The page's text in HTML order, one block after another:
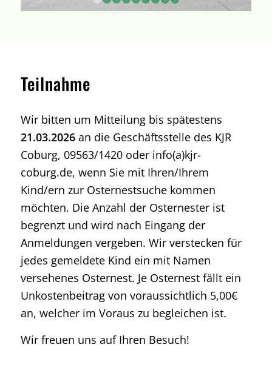
1 2 3 4 5 6 7 8 9
Teilnahme
Wir bitten um Mitteilung bis spätestens
21.03.2026 an die Geschäftsstelle des KJR
Coburg, 09563/1420 oder info(a)kjr-
coburg.de, wenn Sie mit Ihren/Ihrem
Kind/ern zur Osternestsuche kommen
möchten. Die Anzahl der Osternester ist
begrenzt und wird nach Eingang der
Anmeldungen vergeben. Wir verstecken für
jedes gemeldete Kind ein mit Namen
versehenes Osternest. Je Osternest fällt ein
Unkostenbeitrag von voraussichtlich 5,00€
an, welcher im Voraus zu begleichen ist.
Wir freuen uns auf Ihren Besuch!